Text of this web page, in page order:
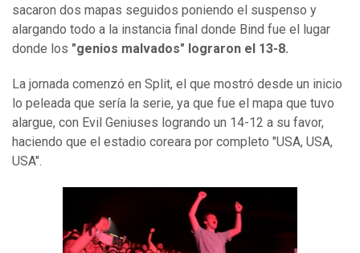
sacaron dos mapas seguidos poniendo el suspenso y
alargando todo a la instancia final donde Bind fue el lugar
donde los "genios malvados" lograron el 13-8.
La jornada comenzó en Split, el que mostró desde un inicio
lo peleada que sería la serie, ya que fue el mapa que tuvo
alargue, con Evil Geniuses logrando un 14-12 a su favor,
haciendo que el estadio coreara por completo "USA, USA,
USA".